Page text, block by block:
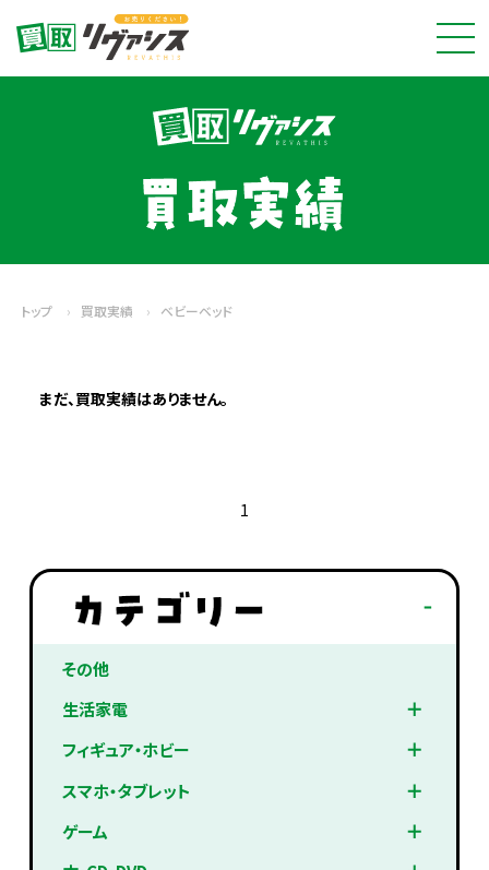
トップ › 買取実績 › ベビーベッド
まだ、買取実績はありません。
1
その他
生活家電
フィギュア・ホビー
スマホ・タブレット
ゲーム